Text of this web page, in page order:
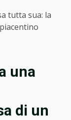
tutta sua: la
una
di un